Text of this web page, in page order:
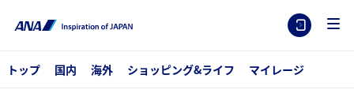
トップ 国内 海外 ショッピング&ライフ マイレージ